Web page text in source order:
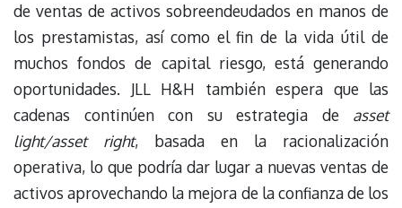
de ventas de activos sobreendeudados en manos de
los prestamistas, así como el fin de la vida útil de
muchos fondos de capital riesgo, está generando
oportunidades. JLL H&H también espera que las
cadenas continúen con su estrategia de asset
light/asset right, basada en la racionalización
operativa, lo que podría dar lugar a nuevas ventas de
activos aprovechando la mejora de la confianza de los